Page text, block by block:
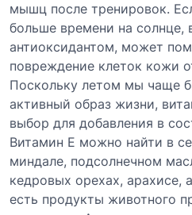
мышц после тренировок.
больше времени на солнце,
антиоксидантом, может
повреждение клеток кожи
Поскольку летом мы чаще
активный образ жизни,
выбор для добавления в
Витамин E можно найти в
миндале, подсолнечном
кедровых орехах, арахисе,
есть продукты животного